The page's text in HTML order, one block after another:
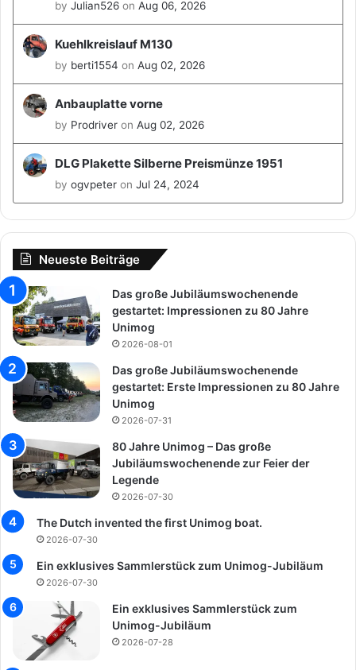
by Julian526 on Aug 06, 2026
Kuehlkreislauf M130
by berti1554 on Aug 02, 2026
Anbauplatte vorne
by Prodriver on Aug 02, 2026
DLG Plakette Silberne Preismünze 1951
by ogvpeter on Jul 24, 2024
Neueste Beiträge
Das große Jubiläumswochenende
gestartet: Impressionen zu 80 Jahre
Unimog
2026-08-01
Das große Jubiläumswochenende
gestartet: Erste Impressionen zu 80 Jahre
Unimog
2026-07-31
80 Jahre Unimog – Das große
Jubiläumswochenende zur Feier der
Legende
2026-07-30
The Dutch invented the first Unimog boat.
2026-07-30
Ein exklusives Sammlerstück zum Unimog-Jubiläum
2026-07-30
Ein exklusives Sammlerstück zum
Unimog-Jubiläum
2026-07-28